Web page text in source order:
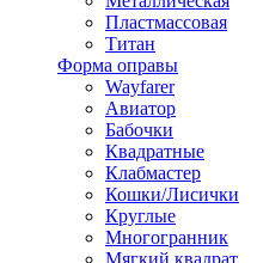
Пластмассовая
Титан
Форма оправы
Wayfarer
Авиатор
Бабочки
Квадратные
Клабмастер
Кошки/Лисички
Круглые
Многогранник
Мягкий квадрат